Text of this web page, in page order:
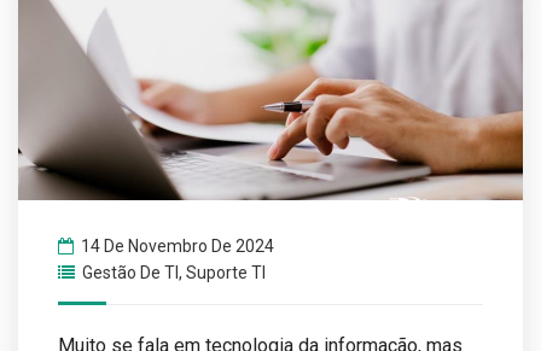
14 De Novembro De 2024
Gestão De TI, Suporte TI
Muito se fala em tecnologia da informação, mas